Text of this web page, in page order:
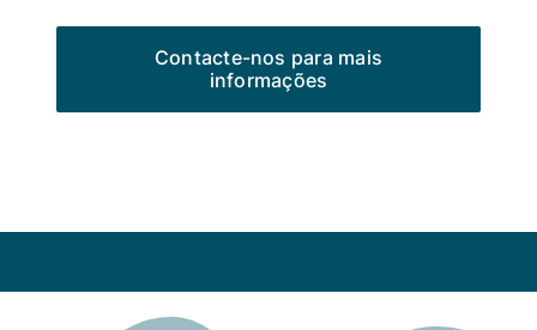
Contacte-nos para mais
informações